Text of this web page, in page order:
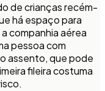
de crianças recém-
há espaço para
companhia aérea
pessoa com
assento, que pode
fileira costuma